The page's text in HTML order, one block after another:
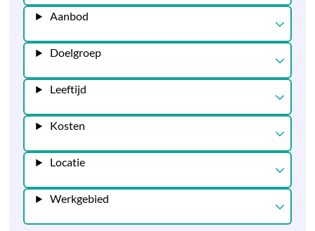
Aanbod
Doelgroep
Leeftijd
Kosten
Locatie
Werkgebied